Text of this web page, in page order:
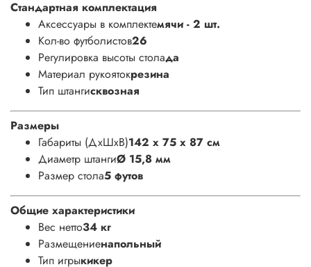
Стандартная комплектация
Аксессуары в комплектемячи - 2 шт.
Кол-во футболистов26
Регулировка высоты столада
Материал рукоятокрезина
Тип штангисквозная
Размеры
Габариты (ДхШхВ)142 x 75 x 87 см
Диаметр штангиØ 15,8 мм
Размер стола5 футов
Общие характеристики
Вес нетто34 кг
Размещениенапольный
Тип игрыкикер